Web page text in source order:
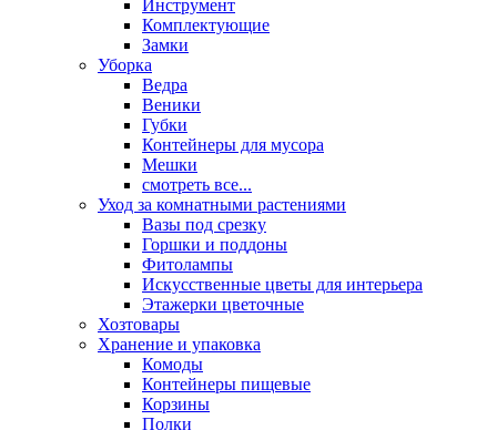
Инструмент
Комплектующие
Замки
Уборка
Ведра
Веники
Губки
Контейнеры для мусора
Мешки
смотреть все...
Уход за комнатными растениями
Вазы под срезку
Горшки и поддоны
Фитолампы
Искусственные цветы для интерьера
Этажерки цветочные
Хозтовары
Хранение и упаковка
Комоды
Контейнеры пищевые
Корзины
Полки